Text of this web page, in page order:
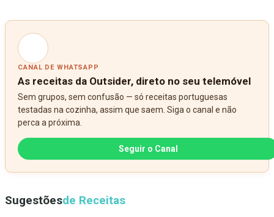
CANAL DE WHATSAPP
As receitas da Outsider, direto no seu telemóvel
Sem grupos, sem confusão — só receitas portuguesas
testadas na cozinha, assim que saem. Siga o canal e não
perca a próxima.
Seguir o Canal
Sugestõesde Receitas